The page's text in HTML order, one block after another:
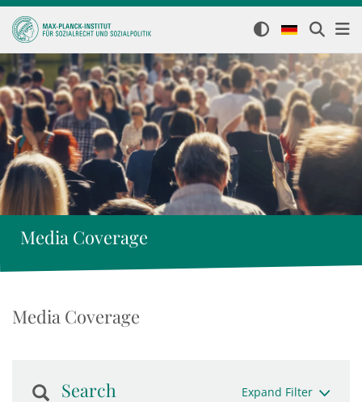
Media Coverage
Media Coverage
Search Expand Filter